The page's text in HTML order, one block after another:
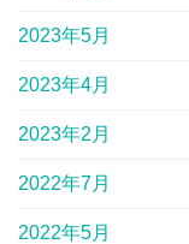
2023年5月
2023年4月
2023年2月
2022年7月
2022年5月